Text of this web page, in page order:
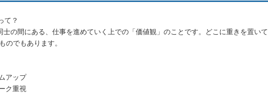
て？
士の間にある、仕事を進めていく上での「価値観」のことです。どこに重きを置いて
のでもあります。
アップ
ク重視